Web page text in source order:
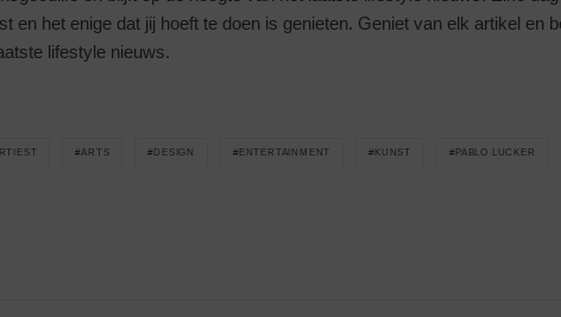
en het enige dat jij hoeft te doen is genieten. Geniet van elk artikel en
lifestyle nieuws.
ARTS DESIGN ENTERTAINMENT KUNST PABLO LUCKER